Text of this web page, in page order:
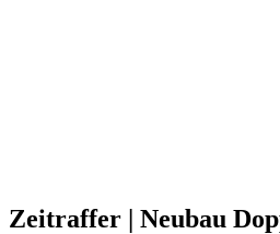
Zeitraffer | Neubau